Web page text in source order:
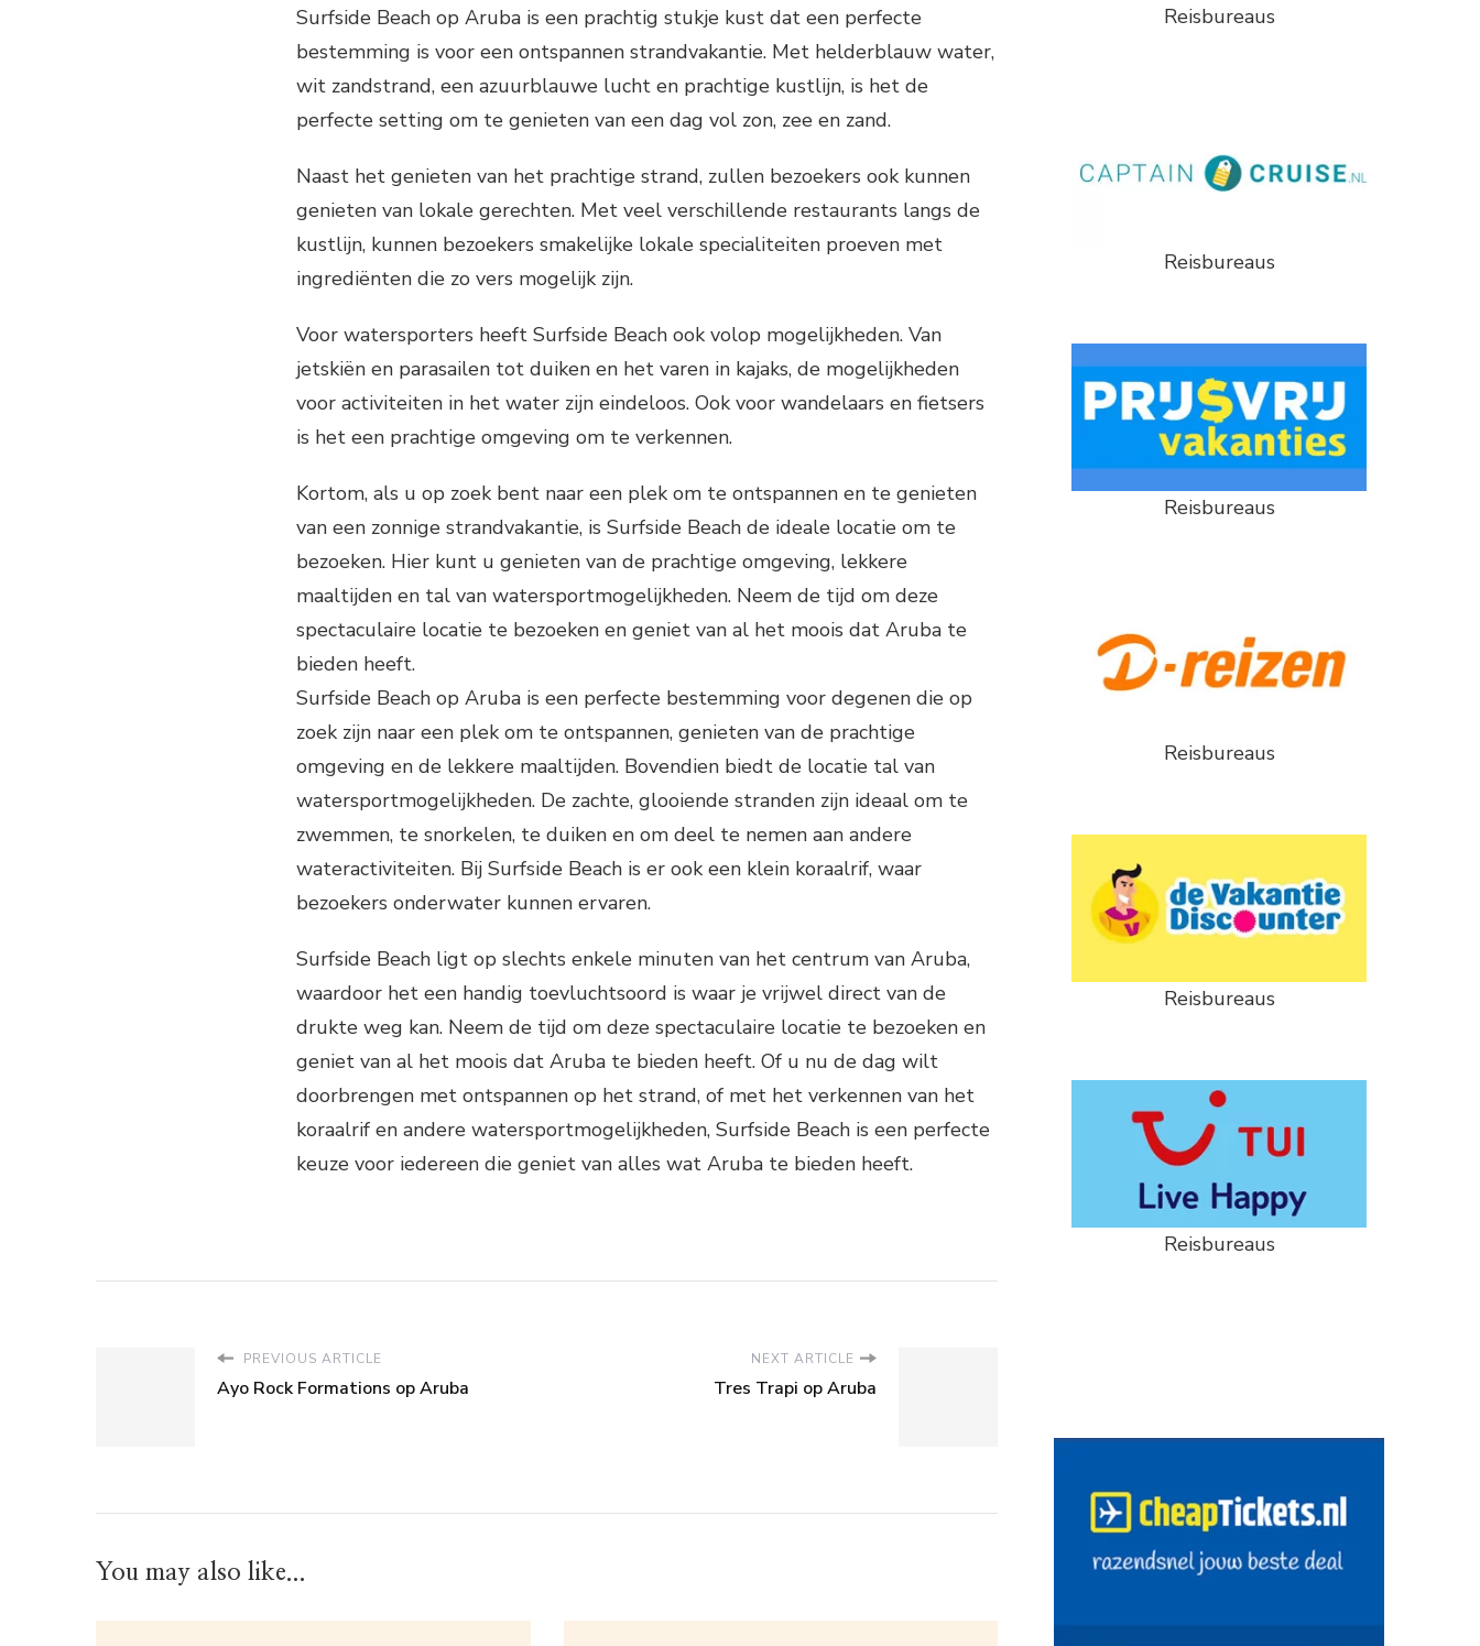
Surfside Beach op Aruba is een prachtig stukje kust dat een perfecte
bestemming is voor een ontspannen strandvakantie. Met helderblauw water,
wit zandstrand, een azuurblauwe lucht en prachtige kustlijn, is het de
perfecte setting om te genieten van een dag vol zon, zee en zand.
Naast het genieten van het prachtige strand, zullen bezoekers ook kunnen
genieten van lokale gerechten. Met veel verschillende restaurants langs de
kustlijn, kunnen bezoekers smakelijke lokale specialiteiten proeven met
ingrediënten die zo vers mogelijk zijn.
Voor watersporters heeft Surfside Beach ook volop mogelijkheden. Van
jetskiën en parasailen tot duiken en het varen in kajaks, de mogelijkheden
voor activiteiten in het water zijn eindeloos. Ook voor wandelaars en fietsers
is het een prachtige omgeving om te verkennen.
Kortom, als u op zoek bent naar een plek om te ontspannen en te genieten
van een zonnige strandvakantie, is Surfside Beach de ideale locatie om te
bezoeken. Hier kunt u genieten van de prachtige omgeving, lekkere
maaltijden en tal van watersportmogelijkheden. Neem de tijd om deze
spectaculaire locatie te bezoeken en geniet van al het moois dat Aruba te
bieden heeft.
Surfside Beach op Aruba is een perfecte bestemming voor degenen die op
zoek zijn naar een plek om te ontspannen, genieten van de prachtige
omgeving en de lekkere maaltijden. Bovendien biedt de locatie tal van
watersportmogelijkheden. De zachte, glooiende stranden zijn ideaal om te
zwemmen, te snorkelen, te duiken en om deel te nemen aan andere
wateractiviteiten. Bij Surfside Beach is er ook een klein koraalrif, waar
bezoekers onderwater kunnen ervaren.
Surfside Beach ligt op slechts enkele minuten van het centrum van Aruba,
waardoor het een handig toevluchtsoord is waar je vrijwel direct van de
drukte weg kan. Neem de tijd om deze spectaculaire locatie te bezoeken en
geniet van al het moois dat Aruba te bieden heeft. Of u nu de dag wilt
doorbrengen met ontspannen op het strand, of met het verkennen van het
koraalrif en andere watersportmogelijkheden, Surfside Beach is een perfecte
keuze voor iedereen die geniet van alles wat Aruba te bieden heeft.
PREVIOUS ARTICLE
Ayo Rock Formations op Aruba
NEXT ARTICLE
Tres Trapi op Aruba
You may also like...
Reisbureaus
Reisbureaus
Reisbureaus
Reisbureaus
Reisbureaus
Reisbureaus